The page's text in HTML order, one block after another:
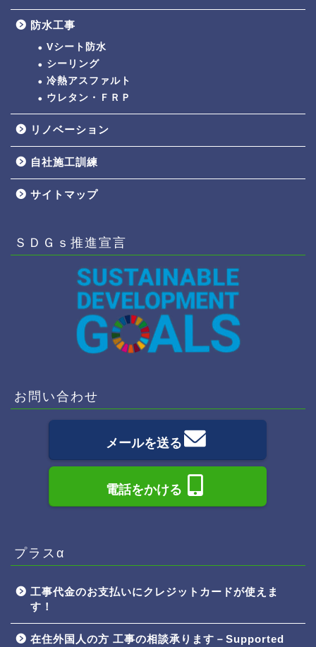
防水工事
Vシート防水
シーリング
冷熱アスファルト
ウレタン・ＦＲＰ
リノベーション
自社施工訓練
サイトマップ
ＳＤＧｓ推進宣言
お問い合わせ
メールを送る
電話をかける
プラスα
工事代金のお支払いにクレジットカードが使えま
す！
在住外国人の方 工事の相談承ります－Supported